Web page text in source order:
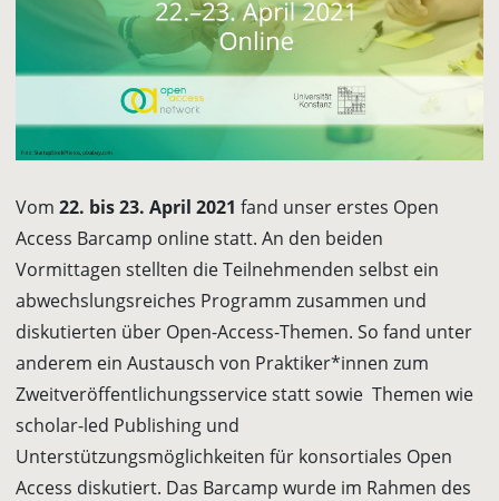
Vom 22. bis 23. April 2021 fand unser erstes Open
Access Barcamp online statt. An den beiden
Vormittagen stellten die Teilnehmenden selbst ein
abwechslungsreiches Programm zusammen und
diskutierten über Open-Access-Themen. So fand unter
anderem ein Austausch von Praktiker*innen zum
Zweitveröffentlichungsservice statt sowie Themen wie
scholar-led Publishing und
Unterstützungsmöglichkeiten für konsortiales Open
Access diskutiert. Das Barcamp wurde im Rahmen des